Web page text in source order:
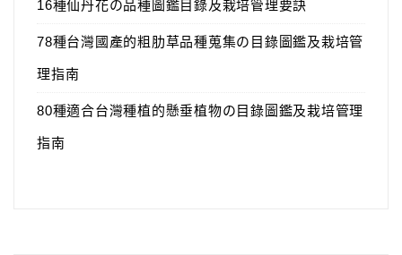
16種仙丹花の品種圖鑑目錄及栽培管理要訣
78種台灣國產的粗肋草品種蒐集の目錄圖鑑及栽培管
理指南
80種適合台灣種植的懸垂植物の目錄圖鑑及栽培管理
指南